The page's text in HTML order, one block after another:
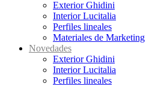
Exterior Ghidini
Interior Lucitalia
Perfiles lineales
Materiales de Marketing
Novedades
Exterior Ghidini
Interior Lucitalia
Perfiles lineales